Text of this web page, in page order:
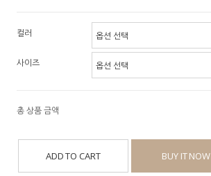
컬러
사이즈
총 상품 금액
ADD TO CART BUY IT NOW